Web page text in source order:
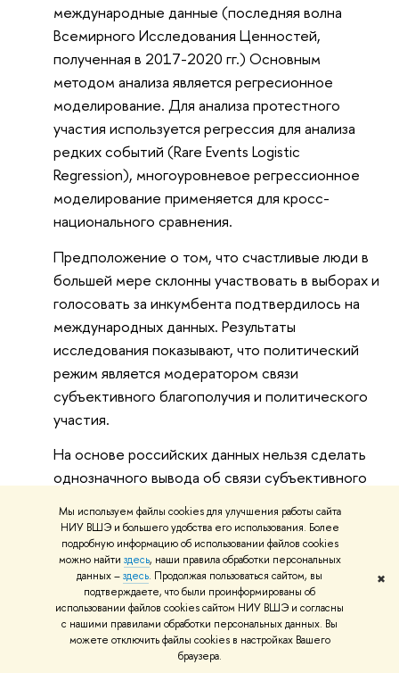
Мы используем файлы cookies для улучшения работы сайта
НИУ ВШЭ и большего удобства его использования. Более
подробную информацию об использовании файлов cookies
можно найти здесь, наши правила обработки персональных
данных –здесь. Продолжая пользоваться сайтом, вы
подтверждаете, что были проинформированы об
использовании файлов cookies сайтом НИУ ВШЭ и согласны
с нашими правилами обработки персональных данных. Вы
можете отключить файлы cookies в настройках Вашего
браузера.
✖
международные данные (последняя волна
Всемирного Исследования Ценностей,
полученная в 2017-2020 гг.) Основным
методом анализа является регресионное
моделирование. Для анализа протестного
участия используется регрессия для анализа
редких событий (Rare Events Logistic
Regression), многоуровневое регрессионное
моделирование применяется для кросс-
национального сравнения.
Предположение о том, что счастливые люди в
большей мере склонны участвовать в выборах и
голосовать за инкумбента подтвердилось на
международных данных. Результаты
исследования показывают, что политический
режим является модератором связи
субъективного благополучия и политического
участия.
На основе российских данных нельзя сделать
однозначного вывода об связи субъективного
полученные результаты являются
неустойчивыми и требуют дополнительного
изучения.
Результаты исследования свидетельствуют об
отсутствии статически значимой связи
субъективного благополучия и участия в